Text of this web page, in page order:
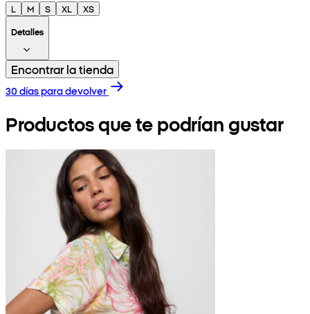
L M S XL
XS
Detalles
Encontrar la tienda
30 días para devolver
Productos que te podrían gustar